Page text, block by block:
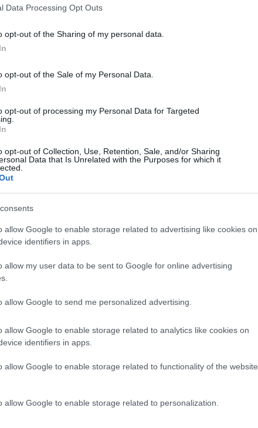
Data Processing Opt Outs
opt-out of the Sharing of my personal data.
opt-out of the Sale of my Personal Data.
opt-out of processing my Personal Data for Targeted
opt-out of Collection, Use, Retention, Sale, and/or Sharing
Data that Is Unrelated with the Purposes for which it
allow Google to enable storage related to advertising like cookies on
identifiers in apps.
allow my user data to be sent to Google for online advertising
allow Google to send me personalized advertising.
allow Google to enable storage related to analytics like cookies on
identifiers in apps.
allow Google to enable storage related to functionality of the website
allow Google to enable storage related to personalization.
nella sezioneLogindal menù del sito o
i tuoi video e le tue foto
+39 345 356 7512
di GalluraOggi.it
news da